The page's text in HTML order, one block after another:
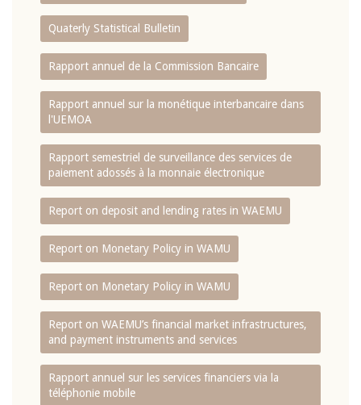
Quaterly Statistical Bulletin
Rapport annuel de la Commission Bancaire
Rapport annuel sur la monétique interbancaire dans
l'UEMOA
Rapport semestriel de surveillance des services de
paiement adossés à la monnaie électronique
Report on deposit and lending rates in WAEMU
Report on Monetary Policy in WAMU
Report on Monetary Policy in WAMU
Report on WAEMU’s financial market infrastructures,
and payment instruments and services
Rapport annuel sur les services financiers via la
téléphonie mobile